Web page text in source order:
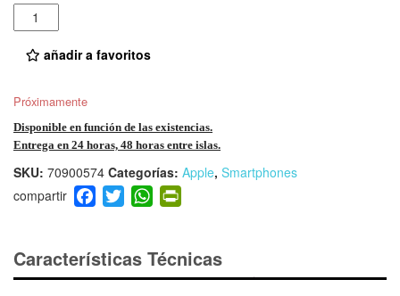
Cantidad
añadir a favoritos
Próximamente
Disponible en función de las existencias.
Entrega en 24 horas, 48 horas entre islas.
SKU: 70900574 Categorías: Apple, Smartphones
F
a
e
b
T
wi
er
W
h
s
A
ri
e
Características Técnicas